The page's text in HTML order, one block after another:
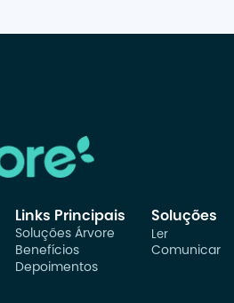
Links Principais
Soluções Árvore
Benefícios
Depoimentos
Soluções
Ler
Comunicar